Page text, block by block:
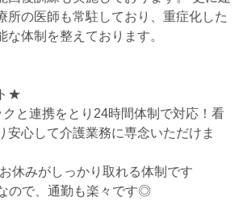
所の医師も常駐しており、重症化した
な体制を整えております。
★
と連携をとり24時間体制で対応！看
安心して介護業務に専念いただけま
休みがしっかり取れる体制です
ので、通勤も楽々です◎